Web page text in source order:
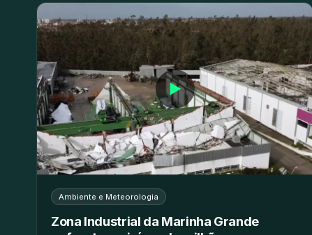
▶
Ambiente e Meteorologia
Zona Industrial da Marinha Grande